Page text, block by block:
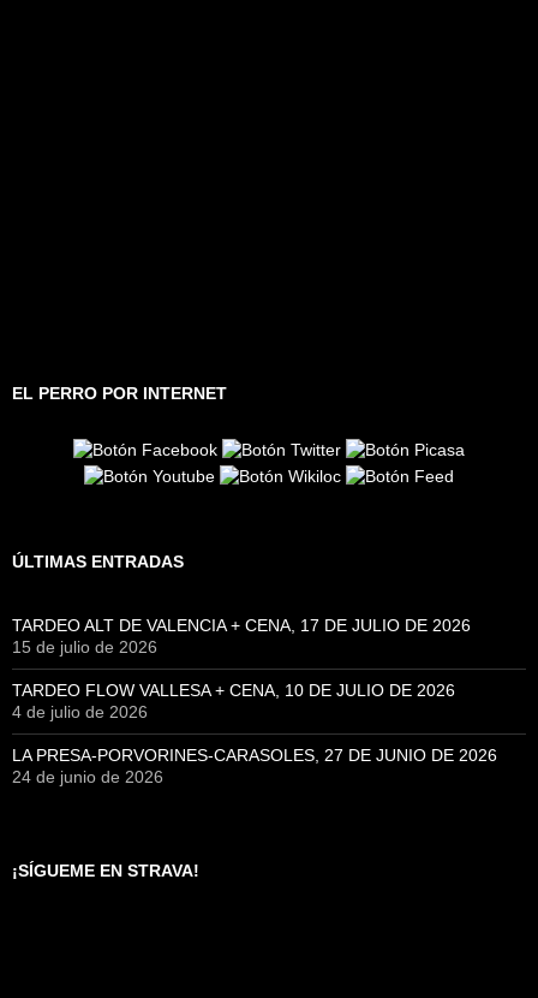
EL PERRO POR INTERNET
ÚLTIMAS ENTRADAS
TARDEO ALT DE VALENCIA + CENA, 17 DE JULIO DE 2026
15 de julio de 2026
TARDEO FLOW VALLESA + CENA, 10 DE JULIO DE 2026
4 de julio de 2026
LA PRESA-PORVORINES-CARASOLES, 27 DE JUNIO DE 2026
24 de junio de 2026
¡SÍGUEME EN STRAVA!